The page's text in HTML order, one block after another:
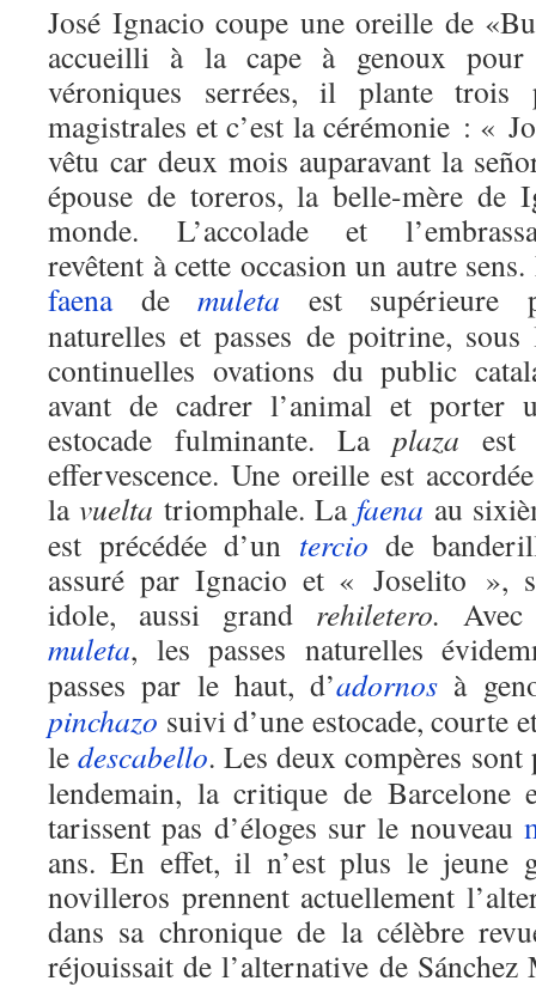
José Ignacio coupe une oreille de
accueilli à la cape à genoux pour
véroniques serrées, il plante trois
magistrales et c’est la cérémonie : «
vêtu car deux mois auparavant la
épouse de toreros, la belle-mère de
monde. L’accolade et
revêtent à cette occasion un autre
faenademuleta est supérieure
naturelles et passes de poitrine, sous
continuelles ovations du public
avant de cadrer l’animal et porter
estocade fulminante. La plaza est
effervescence. Une oreille est
lavuelta triomphale. La faena au
est précédée d’un tercio de
assuré par Ignacio et « Joselito »,
idole, aussi grand rehiletero.
muleta, les passes naturelles
passes par le haut, d’adornos à
pinchazo suivi d’une estocade, courte
ledescabello. Les deux compères
lendemain, la critique de
tarissent pas d’éloges sur le nouveau
ans. En effet, il n’est plus le jeune
novilleros prennent actuellement
dans sa chronique de la célèbre
réjouissait de l’alternative de